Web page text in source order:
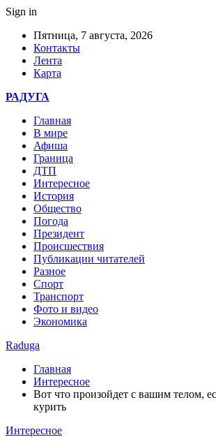
Sign in
Пятница, 7 августа, 2026
Контакты
Лента
Карта
РАДУГА
Главная
В мире
Афиша
Граница
ДТП
Интересное
История
Общество
Погода
Президент
Происшествия
Публикации читателей
Разное
Спорт
Транспорт
Фото и видео
Экономика
Raduga
Главная
Интересное
Вот что произойдет с вашим телом,
курить
Интересное